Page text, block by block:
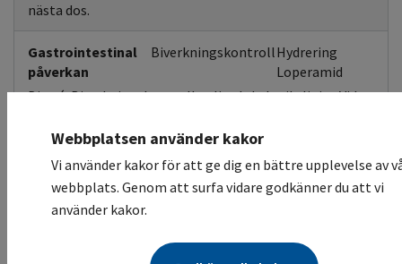
nästa dos.
Gastrointestinal
påverkan
BiverkningskontrollHydrering
Loperamid
Diarré. Biverkningskontroll enligt lokala riktlinjer. Vid
övervakning och vid behov ges vätske- och
Vid lindriga till måttliga symptom kan behandling med
tablett Loperamid övervägas.
Webbplatsen använder kakor
Vi använder kakor för att ge dig en bättre upplevelse av
webbplats. Genom att surfa vidare godkänner du att vi
använder kakor.